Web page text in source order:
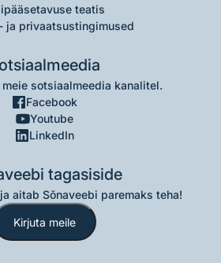
teatis
ja privaatsustingimused
sotsiaalmeedia kanalitel.
Facebook
Youtube
LinkedIn
tagasiside
aitab Sõnaveebi paremaks teha!
Kirjuta meile